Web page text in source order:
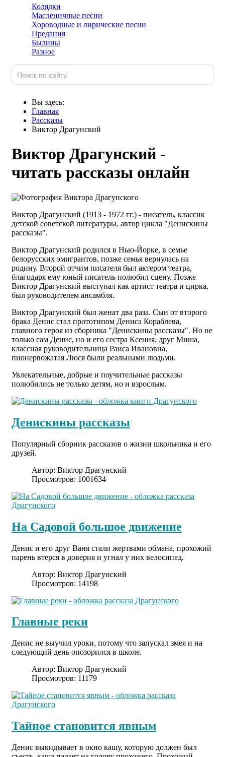
Колядки
Масленичные песни
Хороводные и лирические песни
Предания
Былины
Разное
Вы здесь:
Главная
Рассказы
Виктор Драгунский
Виктор Драгунский -
читать рассказы онлайн
Виктор Драгунский (1913 - 1972 гг.) - писатель, классик
детской советской литературы, автор цикла "Денискины
рассказы".
Виктор Драгунский родился в Нью-Йорке, в семье
белорусских эмигрантов, позже семья вернулась на
родину. Второй отчим писателя был актером театра,
благодаря ему юный писатель полюбил сцену. Позже
Виктор Драгунский выступал как артист театра и цирка,
был руководителем ансамбля.
Виктор Драгунский был женат два раза. Сын от второго
брака Денис стал прототипом Дениса Кораблева,
главного героя из сборника "Денискины рассказы". Но не
только сам Денис, но и его сестра Ксения, друг Миша,
классная руководительница Раиса Ивановна,
пионервожатая Люся были реальными людьми.
Увлекательные, добрые и поучительные рассказы
полюбились не только детям, но и взрослым.
Денискины рассказы
Популярный сборник рассказов о жизни школьника и его
друзей.
Автор: Виктор Драгунский
Просмотров: 1001634
На Садовой большое движение
Денис и его друг Ваня стали жертвами обмана, прохожий
парень втерся в доверия и угнал у них велосипед.
Автор: Виктор Драгунский
Просмотров: 14198
Главные реки
Денис не выучил уроки, потому что запускал змея и на
следующий день опозорился в школе.
Автор: Виктор Драгунский
Просмотров: 11179
Тайное становится явным
Денис выкидывает в окно кашу, которую должен был